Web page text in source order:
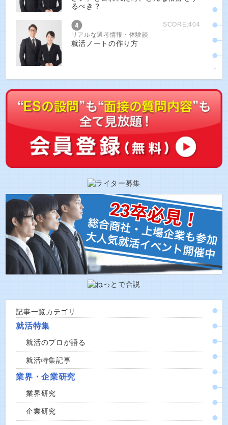
るべき？
SCORE:404
リアルな選考情報・体験談
就活ノートの作り方
記事一覧カテゴリ
就活特集
就活のプロが語る
就活特集記事
業界・企業研究
業界研究
企業研究